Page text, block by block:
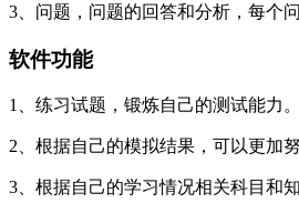
3、问题，问题的回答和分析，每个
软件功能
1、练习试题，锻炼自己的测试能力。
2、根据自己的模拟结果，可以更加
3、根据自己的学习情况相关科目和